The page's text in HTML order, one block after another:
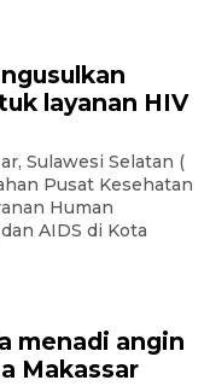
layanan HIV
Sulawesi Selatan (
Pusat Kesehatan
Human
AIDS di Kota
menadi angin
Makassar